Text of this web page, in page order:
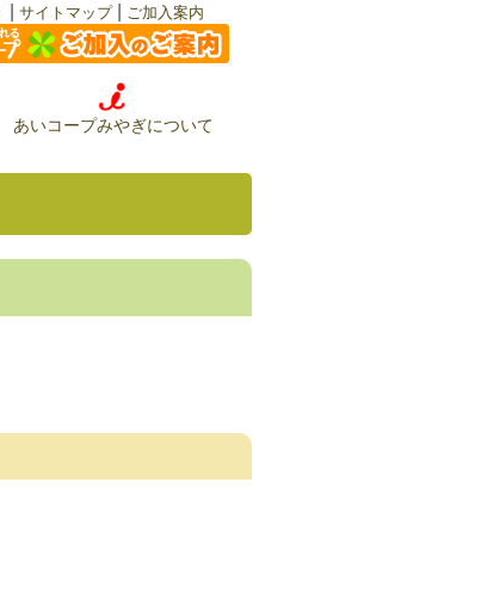
| サイトマップ| ご加入案内
あいコープみやぎについて